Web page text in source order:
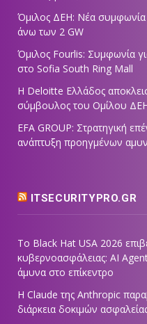
Όμιλος ΔΕΗ: Νέα
άνω των 2 GW
Όμιλος Fourlis: Συμφωνία
στο Sofia South Ring Mall
Η Deloitte Ελλάδος
σύμβουλος του Ομίλου
EFA GROUP: Στρατηγική
ανάπτυξη προηγμένων
ITSECURITYPRO.GR
Το Black Hat USA 2026
κυβερνοασφάλειας: AI
άμυνα στο επίκεντρο
Η Claude της Anthropic
διάρκεια δοκιμών